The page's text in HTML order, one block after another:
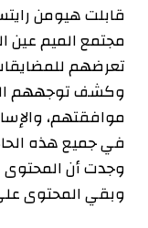
قابلت هيومن
مجتمع الميم عين
تعرضهم
وكشف توجههم
موافقتهم،
في جميع هذه
وجدت أن المحتوى
وبقي المحتوى على